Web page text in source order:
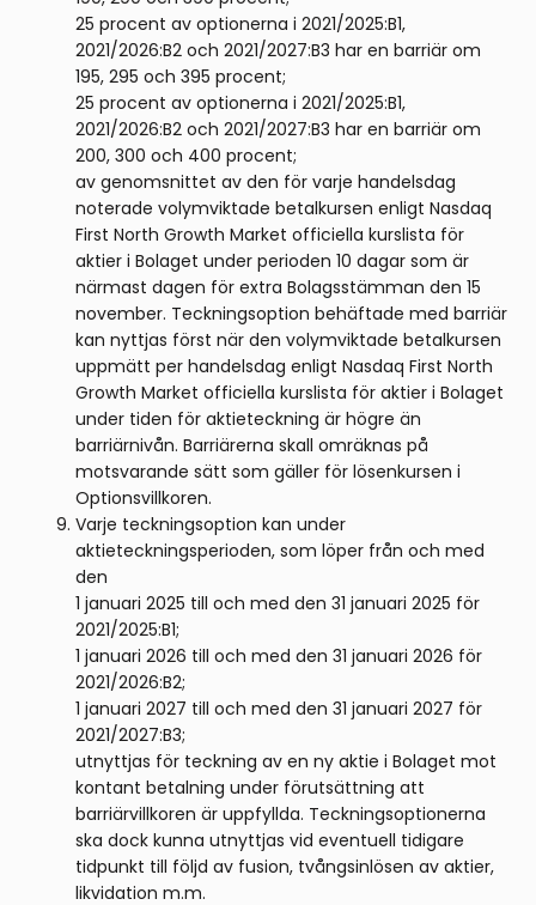
25 procent av optionerna i 2021/2025:B1,
2021/2026:B2 och 2021/2027:B3 har en barriär om
195, 295 och 395 procent;
25 procent av optionerna i 2021/2025:B1,
2021/2026:B2 och 2021/2027:B3 har en barriär om
200, 300 och 400 procent;
av genomsnittet av den för varje handelsdag
noterade volymviktade betalkursen enligt Nasdaq
First North Growth Market officiella kurslista för
aktier i Bolaget under perioden 10 dagar som är
närmast dagen för extra Bolagsstämman den 15
november. Teckningsoption behäftade med barriär
kan nyttjas först när den volymviktade betalkursen
uppmätt per handelsdag enligt Nasdaq First North
Growth Market officiella kurslista för aktier i Bolaget
under tiden för aktieteckning är högre än
barriärnivån. Barriärerna skall omräknas på
motsvarande sätt som gäller för lösenkursen i
Optionsvillkoren.
Varje teckningsoption kan under
aktieteckningsperioden, som löper från och med
den
1 januari 2025 till och med den 31 januari 2025 för
2021/2025:B1;
1 januari 2026 till och med den 31 januari 2026 för
2021/2026:B2;
1 januari 2027 till och med den 31 januari 2027 för
2021/2027:B3;
utnyttjas för teckning av en ny aktie i Bolaget mot
kontant betalning under förutsättning att
barriärvillkoren är uppfyllda. Teckningsoptionerna
ska dock kunna utnyttjas vid eventuell tidigare
tidpunkt till följd av fusion, tvångsinlösen av aktier,
likvidation m.m.